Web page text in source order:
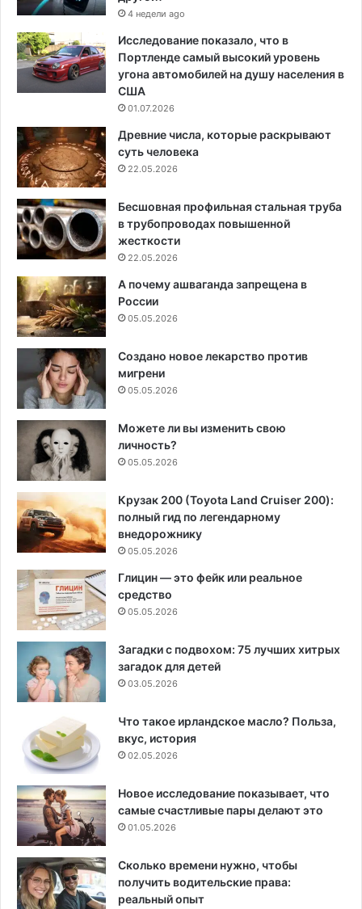
4 недели ago
Исследование показало, что в
Портленде самый высокий уровень
угона автомобилей на душу населения в
США
01.07.2026
Древние числа, которые раскрывают
суть человека
22.05.2026
Бесшовная профильная стальная труба
в трубопроводах повышенной
жесткости
22.05.2026
А почему ашваганда запрещена в
России
05.05.2026
Создано новое лекарство против
мигрени
05.05.2026
Можете ли вы изменить свою
личность?
05.05.2026
Крузак 200 (Toyota Land Cruiser 200):
полный гид по легендарному
внедорожнику
05.05.2026
Глицин — это фейк или реальное
средство
05.05.2026
Загадки с подвохом: 75 лучших хитрых
загадок для детей
03.05.2026
Что такое ирландское масло? Польза,
вкус, история
02.05.2026
Новое исследование показывает, что
самые счастливые пары делают это
01.05.2026
Сколько времени нужно, чтобы
получить водительские права:
реальный опыт